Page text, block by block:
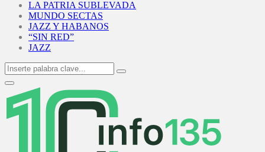
LA PATRIA SUBLEVADA
MUNDO SECTAS
JAZZ Y HABANOS
“SIN RED”
JAZZ
Search
for:
Search
Primary
Menu